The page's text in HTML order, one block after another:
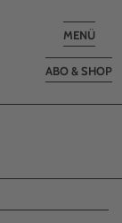
Toggle
MENÜ
ABO & SHOP